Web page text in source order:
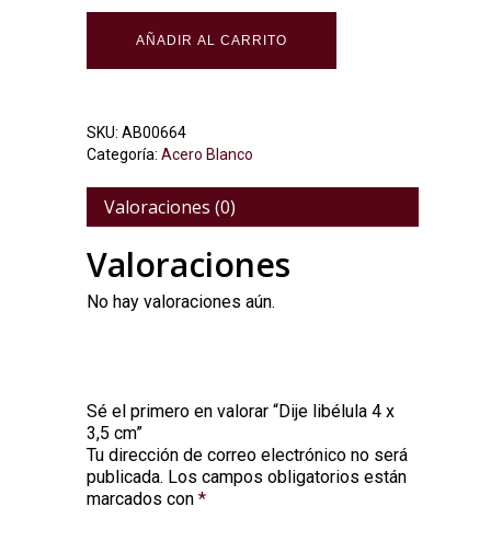
AÑADIR AL CARRITO
SKU: AB00664
Categoría: Acero Blanco
Valoraciones (0)
Valoraciones
No hay valoraciones aún.
Sé el primero en valorar “Dije libélula 4 x
3,5 cm”
Tu dirección de correo electrónico no será
publicada. Los campos obligatorios están
marcados con *
Alternative: